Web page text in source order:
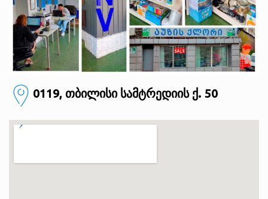
0119, თბილისი სამტრედიის ქ. 50